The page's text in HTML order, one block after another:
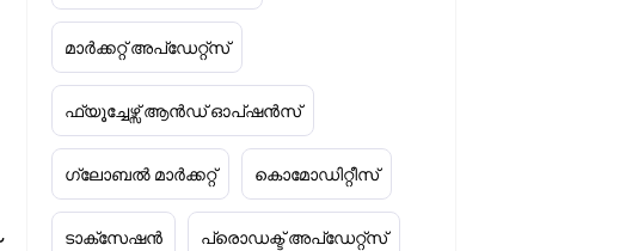
മാർക്കറ്റ് അപ്‌ഡേറ്റ്സ്
ഫ്യൂച്ചേഴ്സ് ആൻഡ് ഓപ്ഷൻസ്
ഗ്ലോബൽ മാർക്കറ്റ് കൊമോഡിറ്റീസ്
ടാക്‌സേഷൻ പ്രൊഡക്ട് അപ്‌ഡേറ്റ്സ്